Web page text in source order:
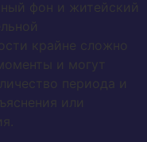
фон и житейский
крайне сложно
и могут
периода и
или